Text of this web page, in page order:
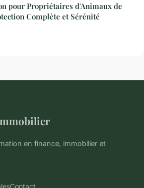
pour Propriétaires d'Animaux de
Complète et Sérénité
en finance, immobilier et